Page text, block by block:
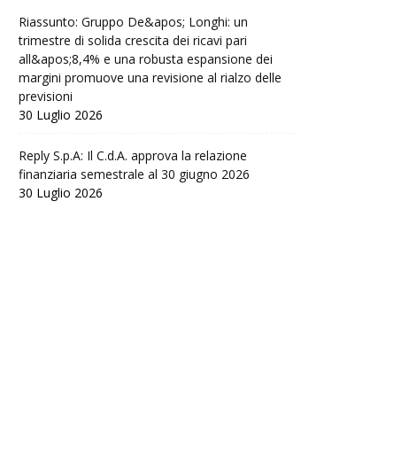
Riassunto: Gruppo De&apos; Longhi: un
trimestre di solida crescita dei ricavi pari
all&apos;8,4% e una robusta espansione dei
margini promuove una revisione al rialzo delle
previsioni
30 Luglio 2026
Reply S.p.A: Il C.d.A. approva la relazione
finanziaria semestrale al 30 giugno 2026
30 Luglio 2026